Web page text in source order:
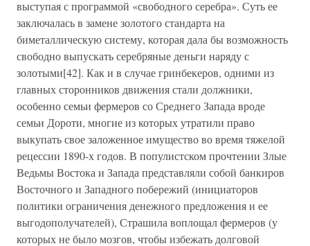
выступая с программой «свободного серебра». Суть ее
заключалась в замене золотого стандарта на
биметаллическую систему, которая дала бы возможность
свободно выпускать серебряные деньги наряду с
золотыми[42]. Как и в случае гринбекеров, одними из
главных сторонников движения стали должники,
особенно семьи фермеров со Среднего Запада вроде
семьи Дороти, многие из которых утратили право
выкупать свое заложенное имущество во время тяжелой
рецессии 1890-х годов. В популистском прочтении Злые
Ведьмы Востока и Запада представляли собой банкиров
Восточного и Западного побережий (инициаторов
политики ограничения денежного предложения и ее
выгодополучателей), Страшила воплощал фермеров (у
которых не было мозгов, чтобы избежать долговой